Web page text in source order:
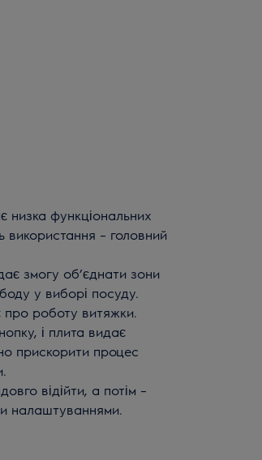
низка функціональних
– головний
змогу об’єднати зони
у виборі посуду.
роботу витяжки.
і плита видає
прискорити процес
відійти, а потім –
налаштуваннями.